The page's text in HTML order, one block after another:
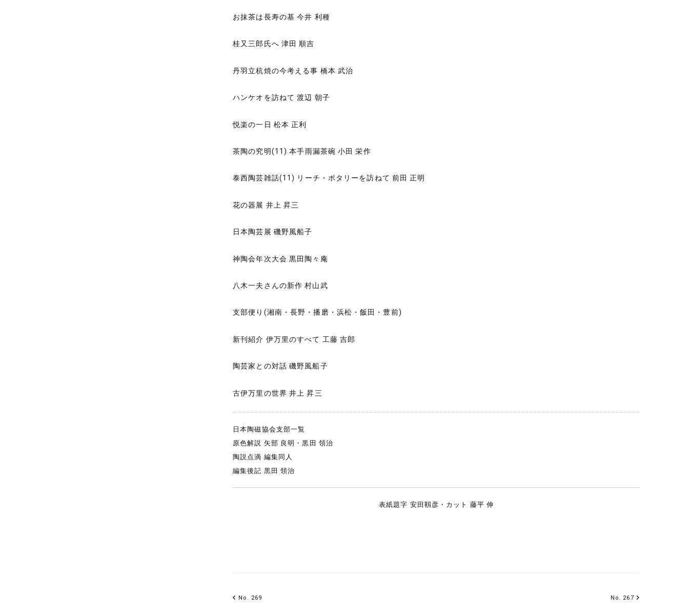
お抹茶は長寿の基 今井 利種
桂又三郎氏へ 津田 順吉
丹羽立杭焼の今考える事 橋本 武治
ハンケオを訪ねて 渡辺 朝子
悦楽の一日 松本 正利
茶陶の究明(11) 本手雨漏茶碗 小田 栄作
泰西陶芸雑話(11) リーチ・ポタリーを訪ねて 前田 正明
花の器展 井上 昇三
日本陶芸展 磯野風船子
神陶会年次大会 黒田陶々庵
八木一夫さんの新作 村山武
支部便り(湘南・長野・播磨・浜松・飯田・豊前)
新刊紹介 伊万里のすべて 工藤 吉郎
陶芸家との対話 磯野風船子
古伊万里の世界 井上 昇三
日本陶磁協会支部一覧
原色解説 矢部 良明・黒田 領治
陶説点滴 編集同人
編集後記 黒田 領治
表紙題字 安田靱彦・カット 藤平 伸
No. 269 No. 267